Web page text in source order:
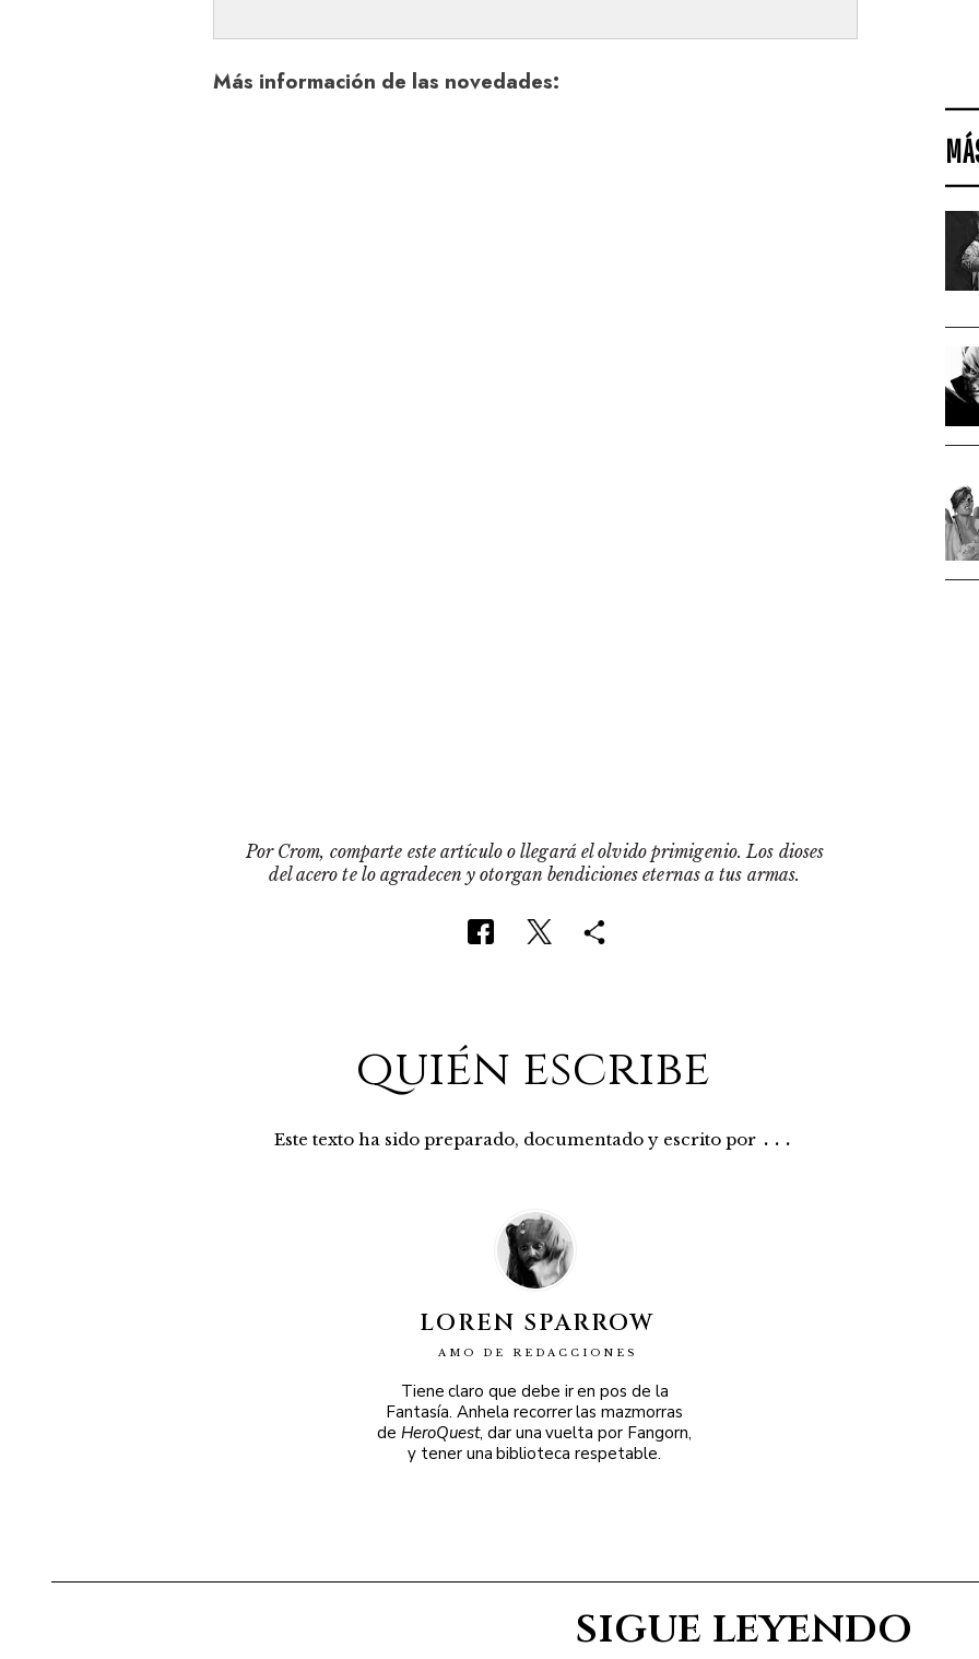
Más información de las novedades:
Por Crom, comparte este artículo o llegará el olvido primigenio. Los dioses
del acero te lo agradecen y otorgan bendiciones eternas a tus armas.
quién escribe
Este texto ha sido preparado, documentado y escrito por ...
LOREN SPARROW
AMO DE REDACCIONES
Tiene claro que debe ir en pos de la
Fantasía. Anhela recorrer las mazmorras
de HeroQuest, dar una vuelta por Fangorn,
y tener una biblioteca respetable.
sigue leyendo